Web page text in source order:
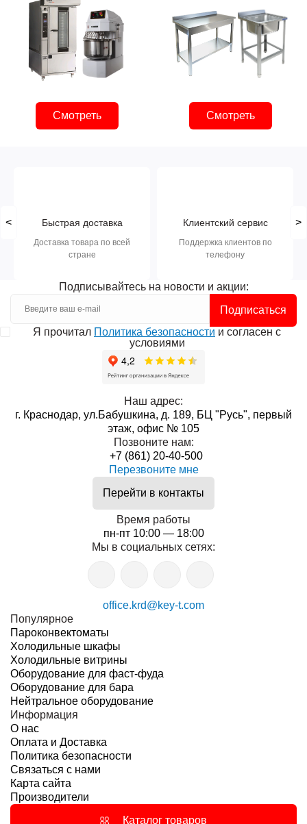
Смотреть Смотреть
< Быстрая доставка
Доставка товара по всей
стране
Клиентский сервис
Поддержка клиентов по
телефону
>
Подписывайтесь на новости и акции:
Подписаться
Я прочитал Политика безопасности и согласен с
условиями
Наш адрес:
г. Краснодар, ул.Бабушкина, д. 189, БЦ "Русь", первый
этаж, офис № 105
Позвоните нам:
+7 (861) 20-40-500
Перезвоните мне
Перейти в контакты
Время работы
пн-пт 10:00 — 18:00
Мы в социальных сетях:
office.krd@key-t.com
Популярное
Пароконвектоматы
Холодильные шкафы
Холодильные витрины
Оборудование для фаст-фуда
Оборудование для бара
Нейтральное оборудование
Информация
О нас
Оплата и Доставка
Политика безопасности
Связаться с нами
Карта сайта
Производители
Каталог товаров